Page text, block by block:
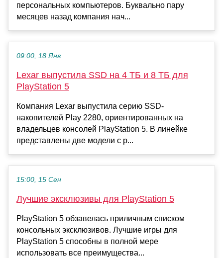
персональных компьютеров. Буквально пару
месяцев назад компания нач...
09:00, 18 Янв
Lexar выпустила SSD на 4 ТБ и 8 ТБ для
PlayStation 5
Компания Lexar выпустила серию SSD-
накопителей Play 2280, ориентированных на
владельцев консолей PlayStation 5. В линейке
представлены две модели с р...
15:00, 15 Сен
Лучшие эксклюзивы для PlayStation 5
PlayStation 5 обзавелась приличным списком
консольных эксклюзивов. Лучшие игры для
PlayStation 5 способны в полной мере
использовать все преимущества...